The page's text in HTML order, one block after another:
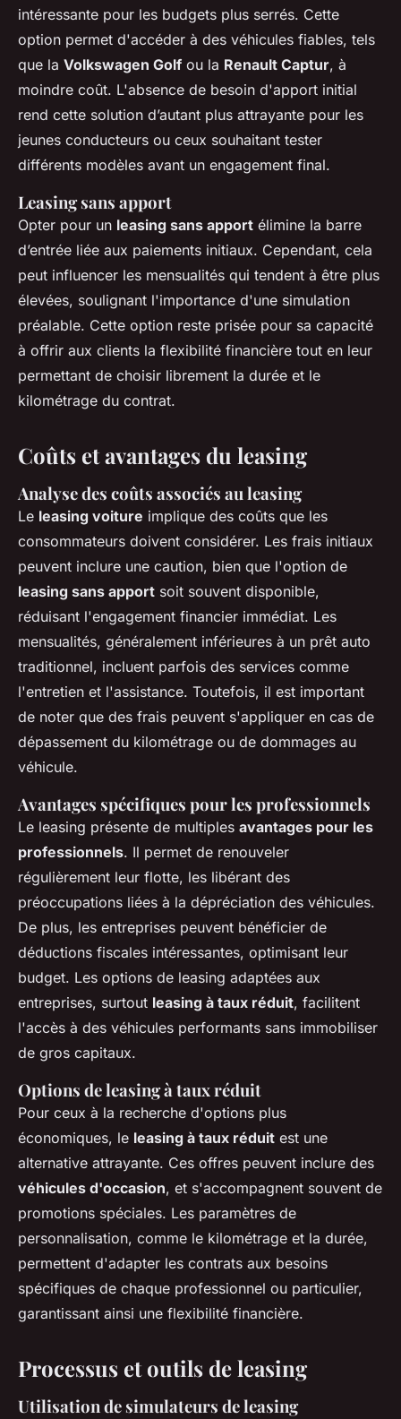
intéressante pour les budgets plus serrés. Cette
option permet d'accéder à des véhicules fiables, tels
que la Volkswagen Golf ou la Renault Captur, à
moindre coût. L'absence de besoin d'apport initial
rend cette solution d’autant plus attrayante pour les
jeunes conducteurs ou ceux souhaitant tester
différents modèles avant un engagement final.
Leasing sans apport
Opter pour un leasing sans apport élimine la barre
d’entrée liée aux paiements initiaux. Cependant, cela
peut influencer les mensualités qui tendent à être plus
élevées, soulignant l'importance d'une simulation
préalable. Cette option reste prisée pour sa capacité
à offrir aux clients la flexibilité financière tout en leur
permettant de choisir librement la durée et le
kilométrage du contrat.
Coûts et avantages du leasing
Analyse des coûts associés au leasing
Le leasing voiture implique des coûts que les
consommateurs doivent considérer. Les frais initiaux
peuvent inclure une caution, bien que l'option de
leasing sans apport soit souvent disponible,
réduisant l'engagement financier immédiat. Les
mensualités, généralement inférieures à un prêt auto
traditionnel, incluent parfois des services comme
l'entretien et l'assistance. Toutefois, il est important
de noter que des frais peuvent s'appliquer en cas de
dépassement du kilométrage ou de dommages au
véhicule.
Avantages spécifiques pour les professionnels
Le leasing présente de multiples avantages pour les
professionnels. Il permet de renouveler
régulièrement leur flotte, les libérant des
préoccupations liées à la dépréciation des véhicules.
De plus, les entreprises peuvent bénéficier de
déductions fiscales intéressantes, optimisant leur
budget. Les options de leasing adaptées aux
entreprises, surtout leasing à taux réduit, facilitent
l'accès à des véhicules performants sans immobiliser
de gros capitaux.
Options de leasing à taux réduit
Pour ceux à la recherche d'options plus
économiques, le leasing à taux réduit est une
alternative attrayante. Ces offres peuvent inclure des
véhicules d'occasion, et s'accompagnent souvent de
promotions spéciales. Les paramètres de
personnalisation, comme le kilométrage et la durée,
permettent d'adapter les contrats aux besoins
spécifiques de chaque professionnel ou particulier,
garantissant ainsi une flexibilité financière.
Processus et outils de leasing
Utilisation de simulateurs de leasing